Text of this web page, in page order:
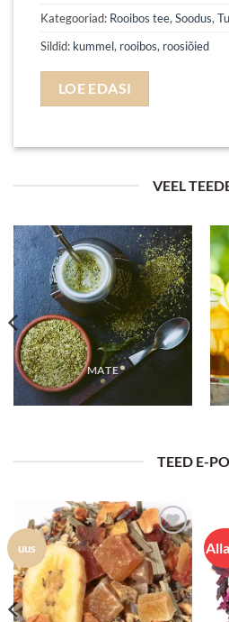
Kategooriad: Rooibos tee, Soodus,
Sildid: kummel, rooibos, roosiõied
LOE EDASI
VEEL
MATE
TEED E-
uus
Lisa
lemmikuks